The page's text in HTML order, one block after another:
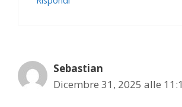
Sebastian
Dicembre 31, 2025 alle